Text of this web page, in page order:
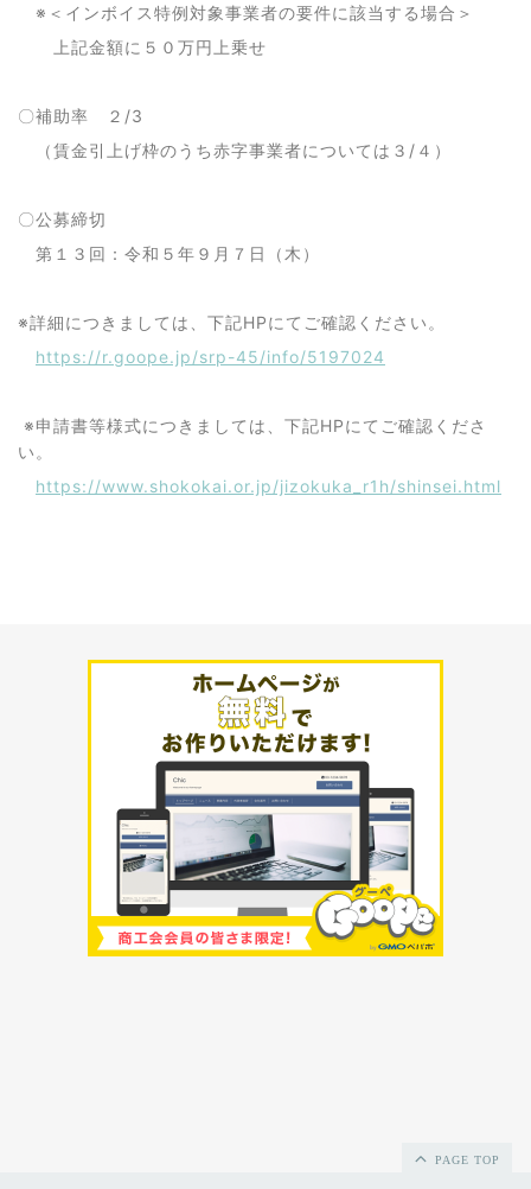
※＜インボイス特例対象事業者の要件に該当する場合＞
上記金額に５０万円上乗せ
〇補助率 ２/3
（賃金引上げ枠のうち赤字事業者については３/４）
〇公募締切
第１３回：令和５年９月７日（木）
※詳細につきましては、下記HPにてご確認ください。
https://r.goope.jp/srp-45/info/5197024
※申請書等様式につきましては、下記HPにてご確認くださ
い。
https://www.shokokai.or.jp/jizokuka_r1h/shinsei.html
PAGE TOP